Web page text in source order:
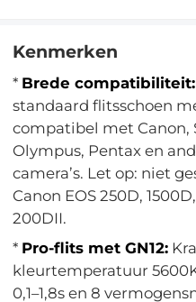
Kenmerken
* Brede compatibiliteit:
standaard flitsschoen
compatibel met Canon,
Olympus, Pentax en
camera’s. Let op: niet
Canon EOS 250D,
200DII.
* Pro-flits met GN12:
kleurtemperatuur
0,1–1,8s en 8